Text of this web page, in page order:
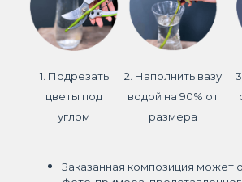
1. Подрезать
цветы под
углом
2. Наполнить вазу
водой на 90% от
размера
Заказанная композиция может